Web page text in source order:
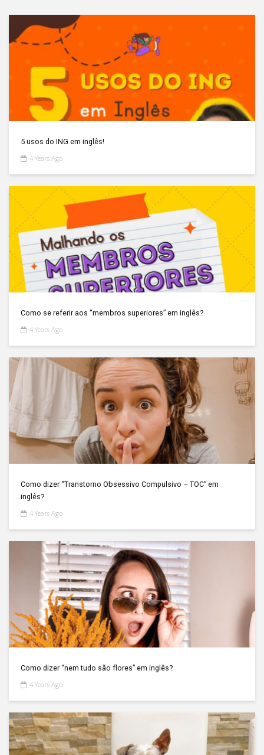
5 usos do ING em inglês!
4 Years Ago
Como se referir aos “membros superiores” em inglês?
4 Years Ago
Como dizer “Transtorno Obsessivo Compulsivo – TOC” em
inglês?
4 Years Ago
Como dizer “nem tudo são flores” em inglês?
4 Years Ago